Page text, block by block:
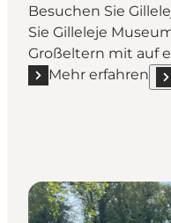
Besuchen Sie
Sie Gilleleje
Großeltern mit auf
Mehr erfahren
Mehr erfahren